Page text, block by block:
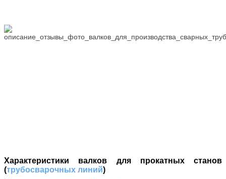
Характеристики валков для прокатных станов
(трубосварочных линий)